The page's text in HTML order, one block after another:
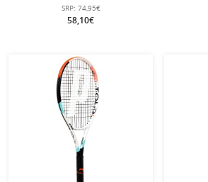
SRP: 74,95€
58,10€